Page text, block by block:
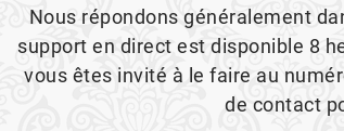
Nous répondons généralement
support en direct est disponible 8
vous êtes invité à le faire au
de contact